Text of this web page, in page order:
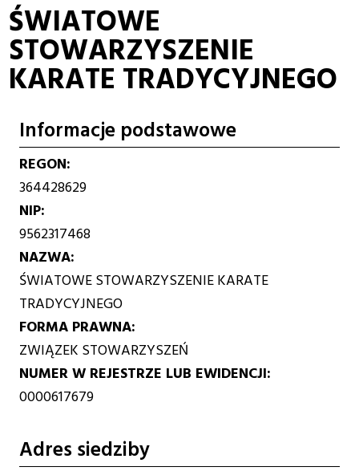
ŚWIATOWE
STOWARZYSZENIE
KARATE TRADYCYJNEGO
Informacje podstawowe
REGON
364428629
NIP
9562317468
NAZWA
ŚWIATOWE STOWARZYSZENIE KARATE
TRADYCYJNEGO
FORMA PRAWNA
ZWIĄZEK STOWARZYSZEŃ
NUMER W REJESTRZE LUB EWIDENCJI
0000617679
Adres siedziby